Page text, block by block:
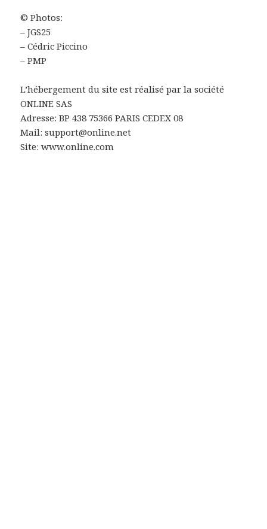
© Photos:
– JGS25
– Cédric Piccino
– PMP
L’hébergement du site est réalisé par la société
ONLINE SAS
Adresse: BP 438 75366 PARIS CEDEX 08
Mail: support@online.net
Site: www.online.com